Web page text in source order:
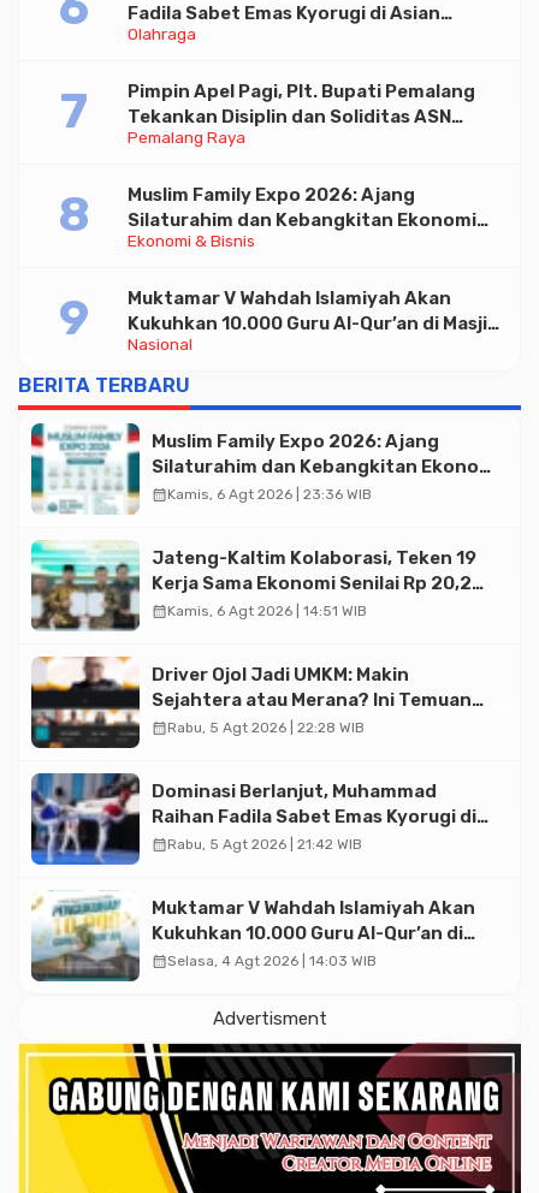
Olahraga
Fadila Sabet Emas Kyorugi di Asian
Taekwondo Indonesia Open 2026
Pemalang Raya
Pimpin Apel Pagi, Plt. Bupati Pemalang
Tekankan Disiplin dan Soliditas ASN
untuk Pelayanan Publik
Ekonomi & Bisnis
Muslim Family Expo 2026: Ajang
Silaturahim dan Kebangkitan Ekonomi
Halal di Jakarta
Nasional
Muktamar V Wahdah Islamiyah Akan
Kukuhkan 10.000 Guru Al-Qur’an di Masjid
Istiqlal
BERITA TERBARU
Muslim Family Expo 2026: Ajang
Silaturahim dan Kebangkitan Ekonomi
Halal di Jakarta
calendar_monthKamis, 6 Agt 2026 | 23:36 WIB
Jateng-Kaltim Kolaborasi, Teken 19
Kerja Sama Ekonomi Senilai Rp 20,2
Triliun
calendar_monthKamis, 6 Agt 2026 | 14:51 WIB
Driver Ojol Jadi UMKM: Makin
Sejahtera atau Merana? Ini Temuan
Diskusi Paramadina
calendar_monthRabu, 5 Agt 2026 | 22:28 WIB
Dominasi Berlanjut, Muhammad
Raihan Fadila Sabet Emas Kyorugi di
Asian Taekwondo Indonesia Open
calendar_monthRabu, 5 Agt 2026 | 21:42 WIB
Muktamar V Wahdah Islamiyah Akan
Kukuhkan 10.000 Guru Al-Qur’an di
Masjid Istiqlal
calendar_monthSelasa, 4 Agt 2026 | 14:03 WIB
Advertisment